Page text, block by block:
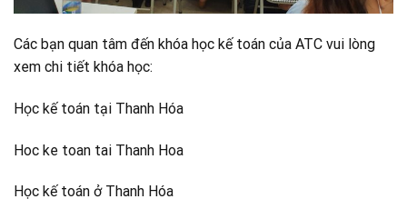
Các bạn quan tâm đến khóa học kế toán của ATC vui lòng
xem chi tiết khóa học:
Học kế toán tại Thanh Hóa
Hoc ke toan tai Thanh Hoa
Học kế toán ở Thanh Hóa